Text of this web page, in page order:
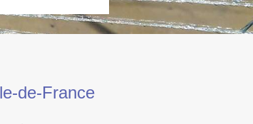
de-France